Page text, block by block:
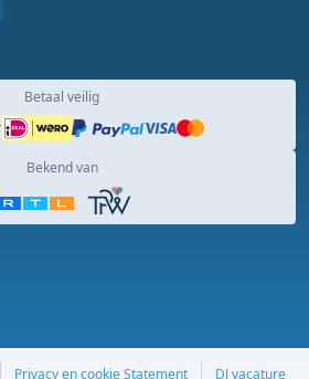
Betaal veilig
Bekend van
Privacy en cookie Statement DJ vacature